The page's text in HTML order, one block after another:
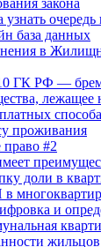
закона
узнать
база данных
в
ГК РФ —
лежащее
проживания
#2
доли в
и
жильцов